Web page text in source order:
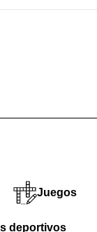
Juegos
deportivos